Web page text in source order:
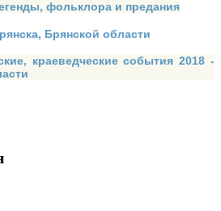
фольклора и предания
Брянской области
краеведческие события 2018 -